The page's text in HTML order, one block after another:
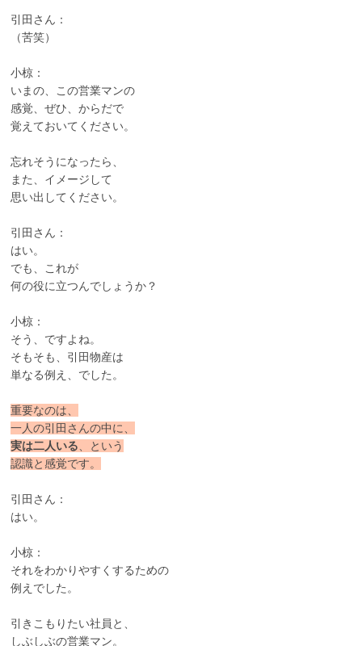
引田さん：
（苦笑）
小椋：
いまの、この営業マンの
感覚、ぜひ、からだで
覚えておいてください。
忘れそうになったら、
また、イメージして
思い出してください。
引田さん：
はい。
でも、これが
何の役に立つんでしょうか？
小椋：
そう、ですよね。
そもそも、引田物産は
単なる例え、でした。
重要なのは、
一人の引田さんの中に、
実は二人いる 、という
認識と感覚です。
引田さん：
はい。
小椋：
それをわかりやすくするための
例えでした。
引きこもりたい社員と、
しぶしぶの営業マン。